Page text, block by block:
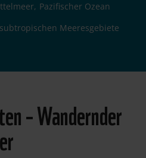
Pazifischer Ozean
Meeresgebiete
– Wandernder